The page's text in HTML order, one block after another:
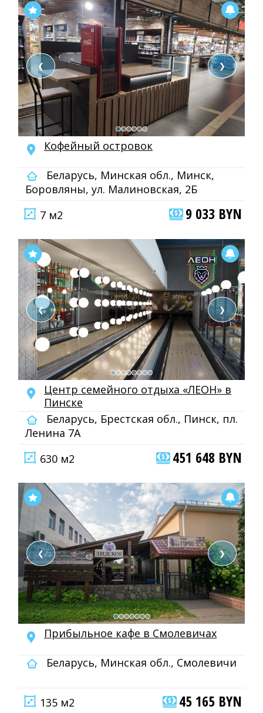
❮ ❯
Кофейный островок
Беларусь, Минская обл., Минск,
Боровляны, ул. Малиновская, 2Б
7 м2
9 033 BYN
❮ ❯
Центр семейного отдыха «ЛЕОН» в
Пинске
Беларусь, Брестская обл., Пинск, пл.
Ленина 7А
630 м2
451 648 BYN
❮ ❯
Прибыльное кафе в Смолевичах
Беларусь, Минская обл., Смолевичи
135 м2 45 165 BYN